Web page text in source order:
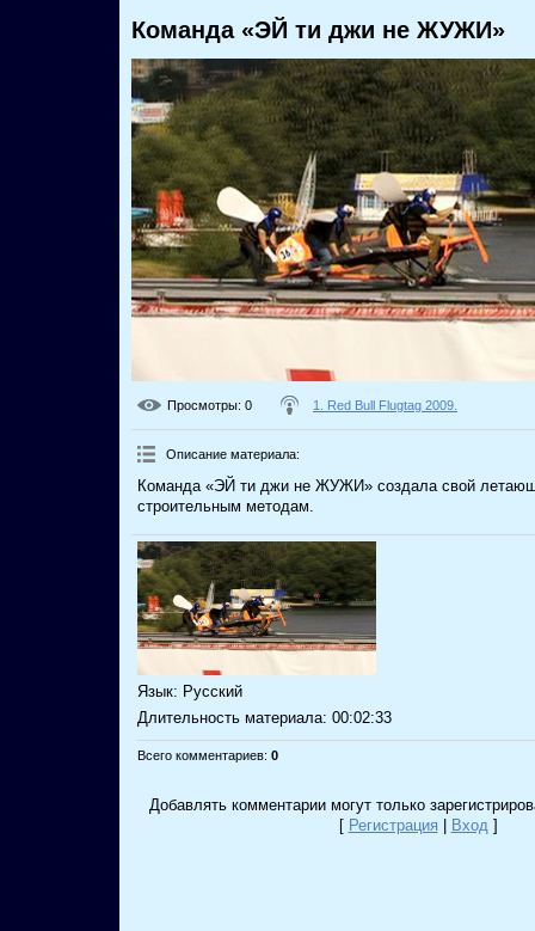
Команда «ЭЙ ти джи не ЖУЖИ»
Просмотры: 0 1. Red Bull Flugtag 2009.
Описание материала:
Команда «ЭЙ ти джи не ЖУЖИ» создала свой
строительным методам.
Язык: Русский
Длительность материала: 00:02:33
Всего комментариев: 0
Добавлять комментарии могут только
[ Регистрация Вход]